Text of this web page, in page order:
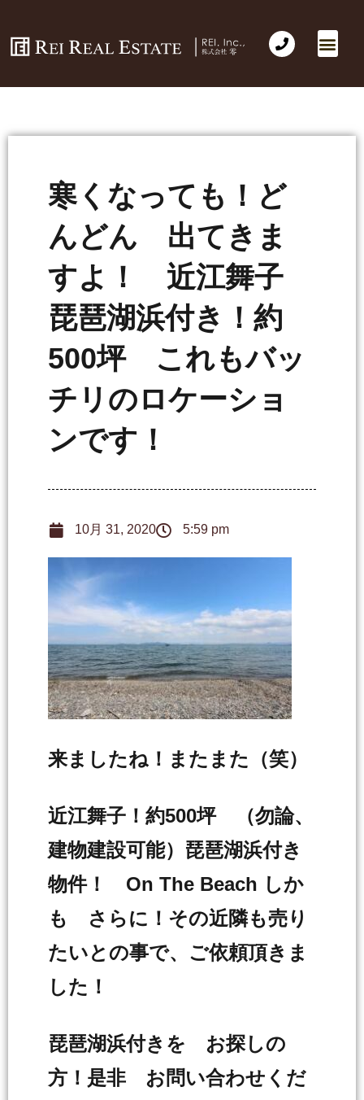
寒くなっても！ど
んどん 出てきま
すよ！ 近江舞子
琵琶湖浜付き！約
500坪 これもバッ
チリのロケーショ
ンです！
10月 31, 2020 5:59 pm
来ましたね！またまた（笑）
近江舞子！約500坪 （勿論、
建物建設可能）琵琶湖浜付き
物件！ On The Beach しか
も さらに！その近隣も売り
たいとの事で、ご依頼頂きま
した！
琵琶湖浜付きを お探しの
方！是非 お問い合わせくだ